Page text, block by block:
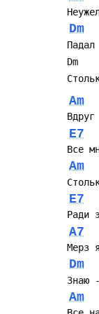
Dm
Dm
Am
E7
Все
Am
E7
Ради
A7
Мерз
Dm
Знаю
Am